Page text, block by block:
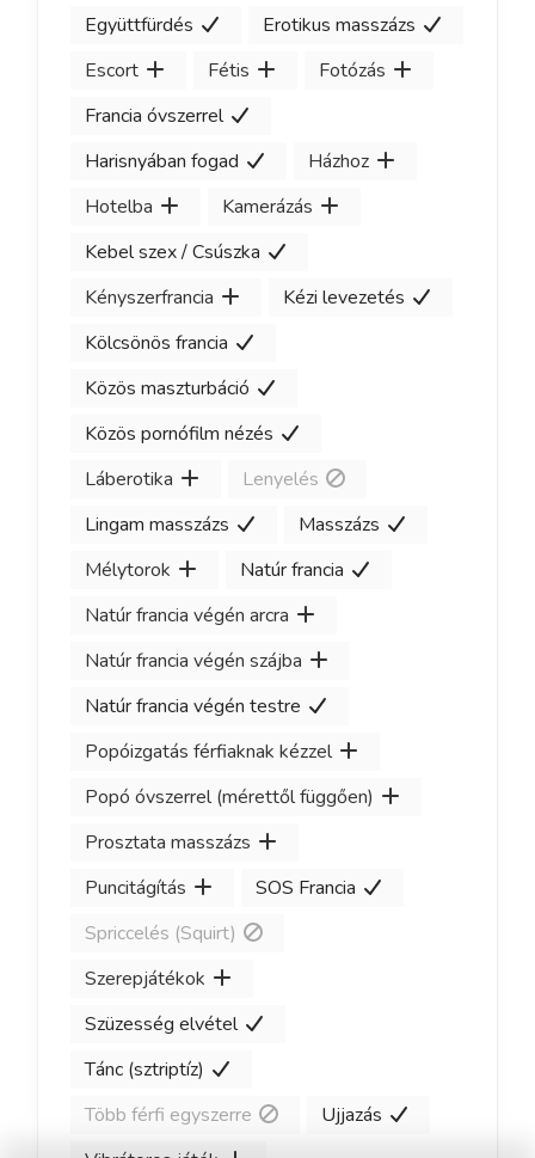
Együttfürdés
Erotikus masszázs
Escort
Fétis
Fotózás
Francia óvszerrel
Harisnyában fogad
Házhoz
Hotelba
Kamerázás
Kebel szex / Csúszka
Kényszerfrancia
Kézi levezetés
Kölcsönös francia
Közös maszturbáció
Közös pornófilm nézés
Láberotika
Lenyelés
Lingam masszázs
Masszázs
Mélytorok
Natúr francia
Natúr francia végén arcra
Natúr francia végén szájba
Natúr francia végén testre
Popóizgatás férfiaknak kézzel
Popó óvszerrel (mérettől függően)
Prosztata masszázs
Puncitágítás
SOS Francia
Spriccelés (Squirt)
Szerepjátékok
Szüzesség elvétel
Tánc (sztriptíz)
Több férfi egyszerre
Ujjazás